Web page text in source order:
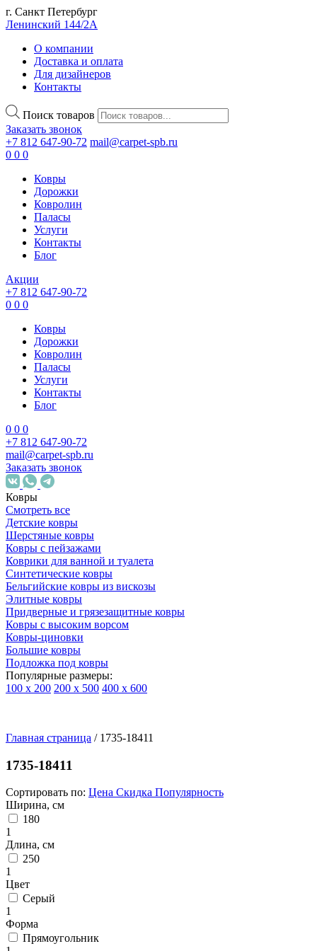
г. Санкт Петербург
Ленинский 144/2А
О компании
Доставка и оплата
Для дизайнеров
Контакты
Поиск товаров
Заказать звонок
+7 812 647-90-72 mail@carpet-spb.ru
0 0 0
Ковры
Дорожки
Ковролин
Паласы
Услуги
Контакты
Блог
Акции
+7 812 647-90-72
0 0 0
Ковры
Дорожки
Ковролин
Паласы
Услуги
Контакты
Блог
0 0 0
+7 812 647-90-72
mail@carpet-spb.ru
Заказать звонок
Ковры
Смотреть все
Детские ковры
Шерстяные ковры
Ковры с пейзажами
Коврики для ванной и туалета
Синтетические ковры
Бельгийские ковры из вискозы
Элитные ковры
Придверные и грязезащитные ковры
Ковры с высоким ворсом
Ковры-циновки
Большие ковры
Подложка под ковры
Популярные размеры:
100 х 200 200 х 500 400 х 600
типу
Синтетические
ковры
Ковры-
Главная страница / 1735-18411
1735-18411
Сортировать по: Цена Скидка Популярность
Ширина, см
180
1
Длина, см
250
1
Цвет
Серый
1
Форма
Прямоугольник